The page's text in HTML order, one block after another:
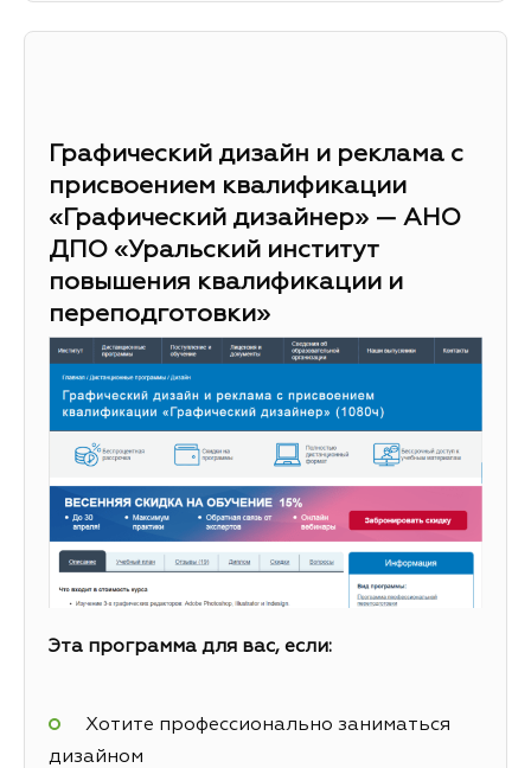
Графический дизайн и реклама с
присвоением квалификации
«Графический дизайнер» — АНО
ДПО «Уральский институт
повышения квалификации и
переподготовки»
Эта программа для вас, если:
Хотите профессионально заниматься
дизайном